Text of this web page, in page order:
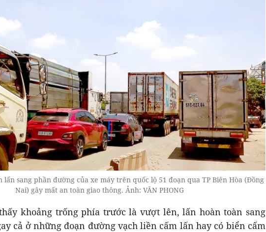
lấn sang phần đường của xe máy trên quốc lộ 51 đoạn qua TP Biên Hòa (Đồng
Nai) gây mất an toàn giao thông. Ảnh: VĂN PHONG
khoảng trống phía trước là vượt lên, lấn hoàn toàn sang
cả ở những đoạn đường vạch liền cấm lấn hay có biển cấm